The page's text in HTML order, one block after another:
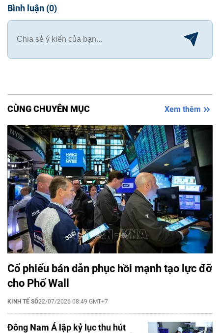
Bình luận (0)
CÙNG CHUYÊN MỤC Xem thêm
Cổ phiếu bán dẫn phục hồi mạnh tạo lực đỡ
cho Phố Wall
KINH TẾ SỐ22/07/2026 08:49 GMT+7
Đông Nam Á lập kỷ lục thu hút